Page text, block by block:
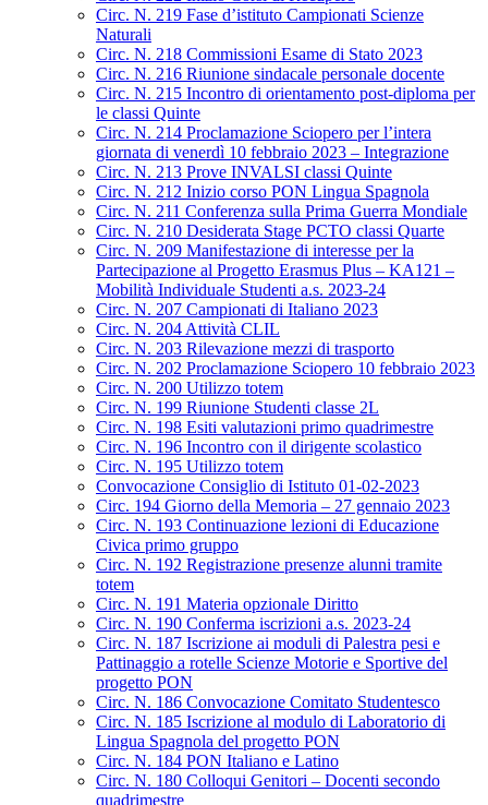
Circ. N. 219 Fase d’istituto Campionati Scienze
Naturali
Circ. N. 218 Commissioni Esame di Stato 2023
Circ. N. 216 Riunione sindacale personale docente
Circ. N. 215 Incontro di orientamento post-diploma per
le classi Quinte
Circ. N. 214 Proclamazione Sciopero per l’intera
giornata di venerdì 10 febbraio 2023 – Integrazione
Circ. N. 213 Prove INVALSI classi Quinte
Circ. N. 212 Inizio corso PON Lingua Spagnola
Circ. N. 211 Conferenza sulla Prima Guerra Mondiale
Circ. N. 210 Desiderata Stage PCTO classi Quarte
Circ. N. 209 Manifestazione di interesse per la
Partecipazione al Progetto Erasmus Plus – KA121 –
Mobilità Individuale Studenti a.s. 2023-24
Circ. N. 207 Campionati di Italiano 2023
Circ. N. 204 Attività CLIL
Circ. N. 203 Rilevazione mezzi di trasporto
Circ. N. 202 Proclamazione Sciopero 10 febbraio 2023
Circ. N. 200 Utilizzo totem
Circ. N. 199 Riunione Studenti classe 2L
Circ. N. 198 Esiti valutazioni primo quadrimestre
Circ. N. 196 Incontro con il dirigente scolastico
Circ. N. 195 Utilizzo totem
Convocazione Consiglio di Istituto 01-02-2023
Circ. 194 Giorno della Memoria – 27 gennaio 2023
Circ. N. 193 Continuazione lezioni di Educazione
Civica primo gruppo
Circ. N. 192 Registrazione presenze alunni tramite
totem
Circ. N. 191 Materia opzionale Diritto
Circ. N. 190 Conferma iscrizioni a.s. 2023-24
Circ. N. 187 Iscrizione ai moduli di Palestra pesi e
Pattinaggio a rotelle Scienze Motorie e Sportive del
progetto PON
Circ. N. 186 Convocazione Comitato Studentesco
Circ. N. 185 Iscrizione al modulo di Laboratorio di
Lingua Spagnola del progetto PON
Circ. N. 184 PON Italiano e Latino
Circ. N. 180 Colloqui Genitori – Docenti secondo
quadrimestre